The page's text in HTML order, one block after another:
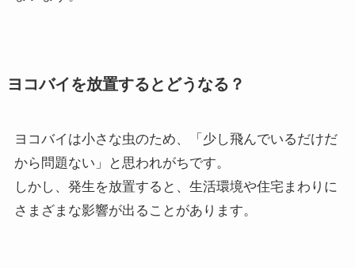
ヨコバイを放置するとどうなる？
ヨコバイは小さな虫のため、「少し飛んでいるだけだ
から問題ない」と思われがちです。
しかし、発生を放置すると、生活環境や住宅まわりに
さまざまな影響が出ることがあります。